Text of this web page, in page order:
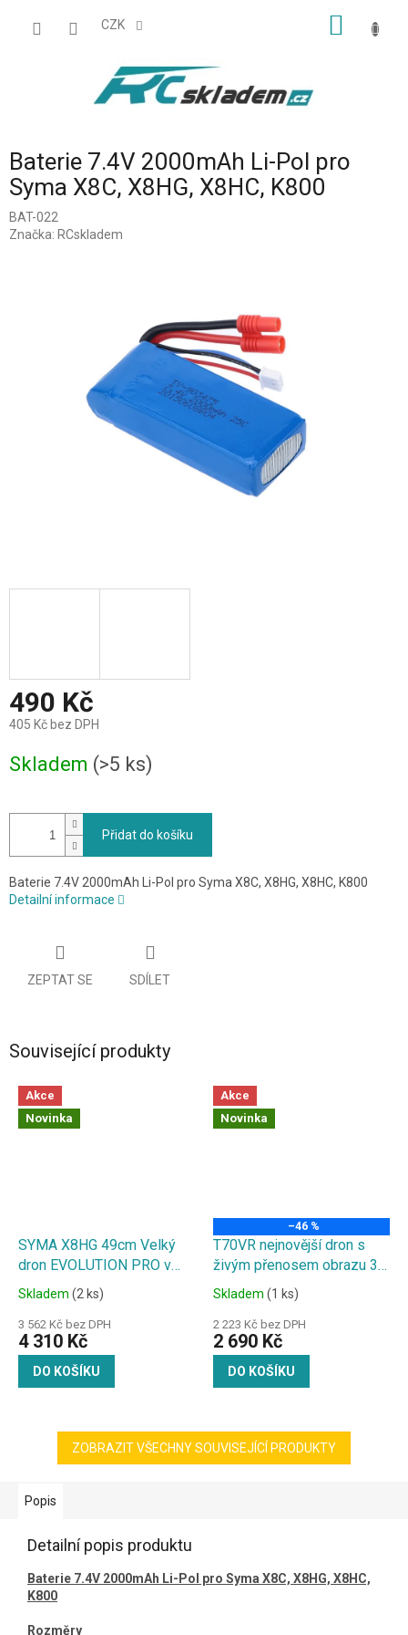
CZK
Baterie 7.4V 2000mAh Li-Pol pro
Syma X8C, X8HG, X8HC, K800
BAT-022
Značka: RCskladem
490 Kč
405 Kč bez DPH
cena:
Skladem (>5 ks)
Přidat do košíku
Baterie 7.4V 2000mAh Li-Pol pro Syma X8C, X8HG, X8HC, K800
Detailní informace
ZEPTAT SE SDÍLET
Související produkty
Akce
Novinka
SYMA X8HG 49cm Velký
dron EVOLUTION PRO v
červené barvě Sada 4
baterií navíc
Skladem (2 ks)
3 562 Kč bez DPH
4 310 Kč
DO KOŠÍKU
Akce
Novinka
–46 %
T70VR nejnovější dron s
živým přenosem obrazu 3D
VR brýlí! bílý
Skladem (1 ks)
2 223 Kč bez DPH
2 690 Kč
DO KOŠÍKU
ZOBRAZIT VŠECHNY SOUVISEJÍCÍ PRODUKTY
Popis
Detailní popis produktu
Baterie 7.4V 2000mAh Li-Pol pro Syma X8C, X8HG, X8HC,
K800
Rozměry